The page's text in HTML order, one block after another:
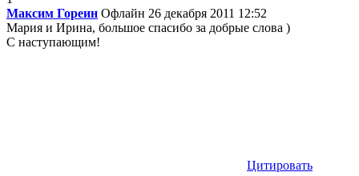
Максим Гореин Офлайн 26 декабря 2011 12:52
Мария и Ирина, большое спасибо за добрые слова )
С наступающим!
Цитировать